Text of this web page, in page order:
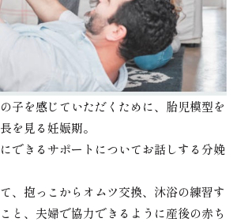
子を感じていただくために、胎児模型を
を見る妊娠期。
できるサポートについてお話しする分娩
、抱っこからオムツ交換、沐浴の練習す
と、夫婦で協力できるように産後の赤ち